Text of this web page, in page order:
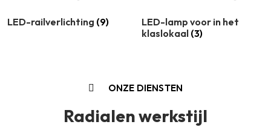
LED-railverlichting (9)
LED-lamp voor in het
klaslokaal (3)
ONZE DIENSTEN
Radialen werkstijl